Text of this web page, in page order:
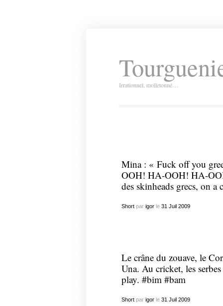
Irrationnel, molletonné…
Mina : « Fuck off you
OOH! HA-OOH! HA-
des skinheads grecs, on a
Shortpar igorle 31 Juil 2009
Le crâne du zouave, le
Una. Au cricket, les
play. #bim #bam
Shortpar igorle 31 Juil 2009